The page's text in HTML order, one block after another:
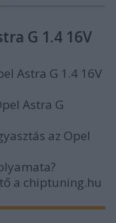
G 1.4 16V
Astra G 1.4 16V
Astra G
az Opel
a chiptuning.hu